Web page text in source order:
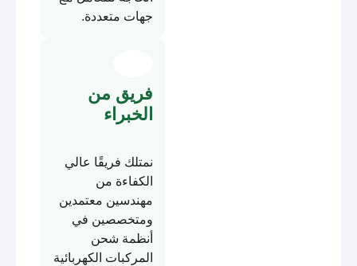
جهات متعددة.
فريق من
الخبراء
نمتلك فريقًا عالي
الكفاءة من
مهندسين معتمدين
ومتخصصين في
أنظمة شحن
المركبات الكهربائية